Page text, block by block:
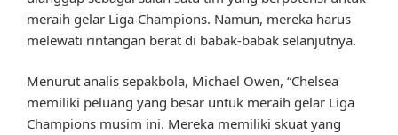
meraih gelar Liga Champions. Namun, mereka harus
melewati rintangan berat di babak-babak selanjutnya.
Menurut analis sepakbola, Michael Owen, “Chelsea
memiliki peluang yang besar untuk meraih gelar Liga
Champions musim ini. Mereka memiliki skuat yang